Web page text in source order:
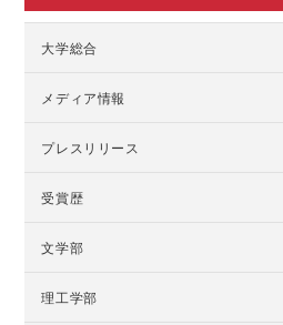
大学総合
メディア情報
プレスリリース
受賞歴
文学部
理工学部